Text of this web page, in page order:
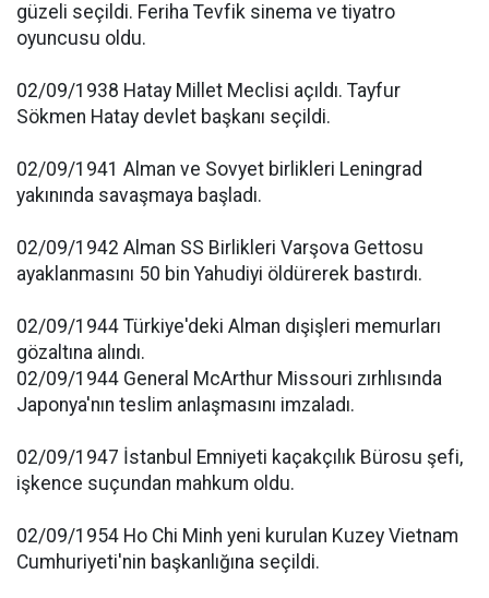
güzeli seçildi. Feriha Tevfik sinema ve tiyatro
oyuncusu oldu.
02/09/1938 Hatay Millet Meclisi açıldı. Tayfur
Sökmen Hatay devlet başkanı seçildi.
02/09/1941 Alman ve Sovyet birlikleri Leningrad
yakınında savaşmaya başladı.
02/09/1942 Alman SS Birlikleri Varşova Gettosu
ayaklanmasını 50 bin Yahudiyi öldürerek bastırdı.
02/09/1944 Türkiye'deki Alman dışişleri memurları
gözaltına alındı.
02/09/1944 General McArthur Missouri zırhlısında
Japonya'nın teslim anlaşmasını imzaladı.
02/09/1947 İstanbul Emniyeti kaçakçılık Bürosu şefi,
işkence suçundan mahkum oldu.
02/09/1954 Ho Chi Minh yeni kurulan Kuzey Vietnam
Cumhuriyeti'nin başkanlığına seçildi.